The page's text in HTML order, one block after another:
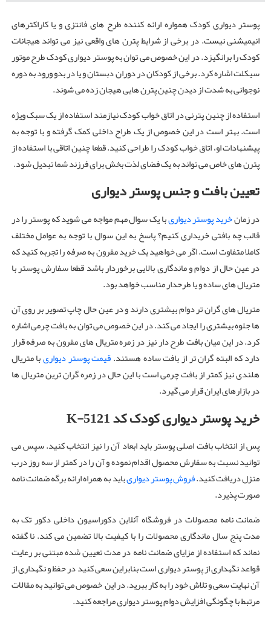
پوستر دیواری کودک همواره ارائه کننده طرح های فانتزی و یا کاراکترهای
انیمیشنی نیست. در برخی از شرایط پترن های واقعی نیز می تواند هیجانات
کودک را برانگیزد. در این خصوص می توان به پوستر دیواری کودک طرح موتور
سیکلت اشاره کرد. برخی از کودکان در دوران دبستان و یا در بدو ورود به دوره
نوجوانی به شدت از دیدن چنین پترن هایی هیجان زده می شوند.
استفاده از چنین پترنی در اتاق خواب کودک نیازمند استفاده از یک سبک ویژه
است. بهتر است در این خصوص از یک طراح داخلی کمک گرفته و با توجه به
پیشنهادات او، اتاق خواب کودک را طراحی کنید. قطعا چنین اتاقی با استفاده از
پترن های خاص می تواند به یک فضای لذت بخش برای فرزند شما تبدیل شود.
تعیین بافت و جنس پوستر دیواری
در زمانخرید پوستر دیواریبا یک سوال مهم مواجه می شوید که پوستر را در
قالب چه بافتی خریداری کنیم؟ پاسخ به این سوال با توجه به عوامل مختلف
کاملا متفاوت است. اگر می خواهید یک خرید مقرون به صرفه را تجربه کنید که
در عین حال از دوام و ماندگاری بالایی برخوردار باشد قطعا سفارش پوستر با
متریال های ساده و یا طرحدار مناسب خواهد بود.
متریال های گران تر دوام بیشتری دارند و در عین حال چاپ تصویر بر روی آن
ها جلوه بیشتری را ایجاد می کند. در این خصوص می توان به بافت چرمی اشاره
کرد. در این میان بافت طرح دار نیز در زمره متریال های مقرون به صرفه قرار
دارد که البته گران تر از بافت ساده هستند.قیمت پوستر دیواریبا متریال
هلندی نیز کمتر از بافت چرمی است با این حال در زمره گران ترین متریال ها
در بازارهای ایران قرار می گیرد.
خرید پوستر دیواری کودک کد K-5121
پس از انتخاب بافت اصلی پوستر باید ابعاد آن را نیز انتخاب کنید. سپس می
توانید نسبت به سفارش محصول اقدام نموده و آن را در کمتر از سه روز درب
منزل دریافت کنید.فروش پوستر دیواریباید به همراه ارائه برگه ضمانت نامه
صورت پذیرد.
ضمانت نامه محصولات در فروشگاه آنلاین دکوراسیون داخلی دکور تک به
مدت پنج سال ماندگاری محصولات را با کیفیت بالا تضمین می کند. نا گفته
نماند که استفاده از مزایای ضمانت نامه در مدت تعیین شده مبتنی بر رعایت
قواعد نگهداری از پوستر دیواری است بنابراین سعی کنید در حفظ و نگهداری از
آن نهایت سعی و تلاش خود را به کار ببرید. در این خصوص می توانید به مقالات
مرتبط با چگونگی افزایش دوام پوستر دیواری مراجعه کنید.